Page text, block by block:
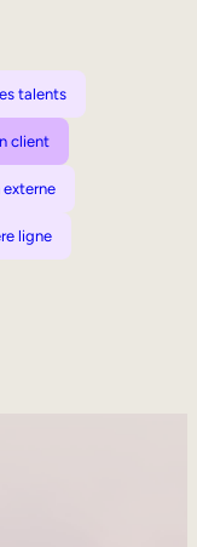
talents
client
ligne